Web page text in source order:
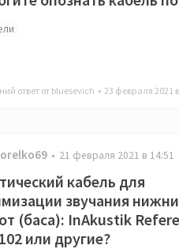
ответ от bluesevich • 23 февраля 2021
21 февраля 2021 в 14:51
кабель для
звучания
(баса): InAkustik
или другие?